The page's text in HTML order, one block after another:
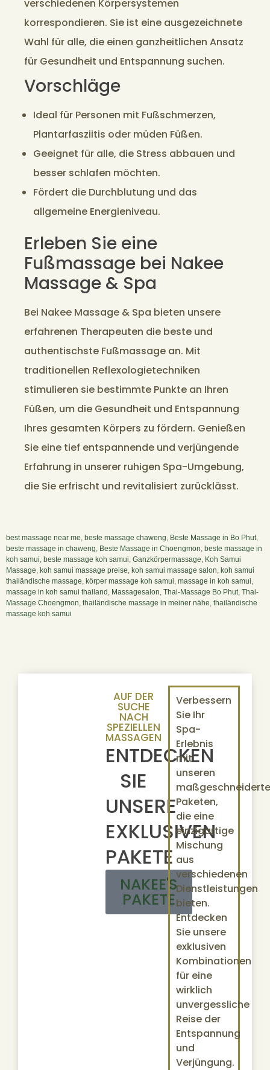
verschiedenen Körpersystemen
korrespondieren. Sie ist eine ausgezeichnete
Wahl für alle, die einen ganzheitlichen Ansatz
für Gesundheit und Entspannung suchen.
Vorschläge
Ideal für Personen mit Fußschmerzen,
Plantarfasziitis oder müden Füßen.
Geeignet für alle, die Stress abbauen und
besser schlafen möchten.
Fördert die Durchblutung und das
allgemeine Energieniveau.
Erleben Sie eine
Fußmassage bei Nakee
Massage & Spa
Bei Nakee Massage & Spa bieten unsere
erfahrenen Therapeuten die beste und
authentischste Fußmassage an. Mit
traditionellen Reflexologietechniken
stimulieren sie bestimmte Punkte an Ihren
Füßen, um die Gesundheit und Entspannung
Ihres gesamten Körpers zu fördern. Genießen
Sie eine tief entspannende und verjüngende
Erfahrung in unserer ruhigen Spa-Umgebung,
die Sie erfrischt und revitalisiert zurücklässt.
best massage near me, beste massage chaweng, Beste Massage in Bo Phut,
beste massage in chaweng, Beste Massage in Choengmon, beste massage in
koh samui, beste massage koh samui, Ganzkörpermassage, Koh Samui
Massage, koh samui massage preise, koh samui massage salon, koh samui
thailändische massage, körper massage koh samui, massage in koh samui,
massage in koh samui thailand , Massagesalon, Thai-Massage Bo Phut, Thai-
Massage Choengmon, thailändische massage in meiner nähe, thailändische
massage koh samui
AUF DER
SUCHE
NACH
SPEZIELLEN
MASSAGEN
ENTDECKEN
SIE
UNSERE
EXKLUSIVEN
PAKETE
NAKEE'S
PAKETE
Verbessern
Sie Ihr
Spa-
Erlebnis
mit
unseren
Paketen,
die eine
einzigartige
Mischung
aus
verschiedenen
Dienstleistungen
bieten.
Entdecken
Sie unsere
exklusiven
Kombinationen
für eine
wirklich
unvergessliche
Reise der
Entspannung
und
Verjüngung.